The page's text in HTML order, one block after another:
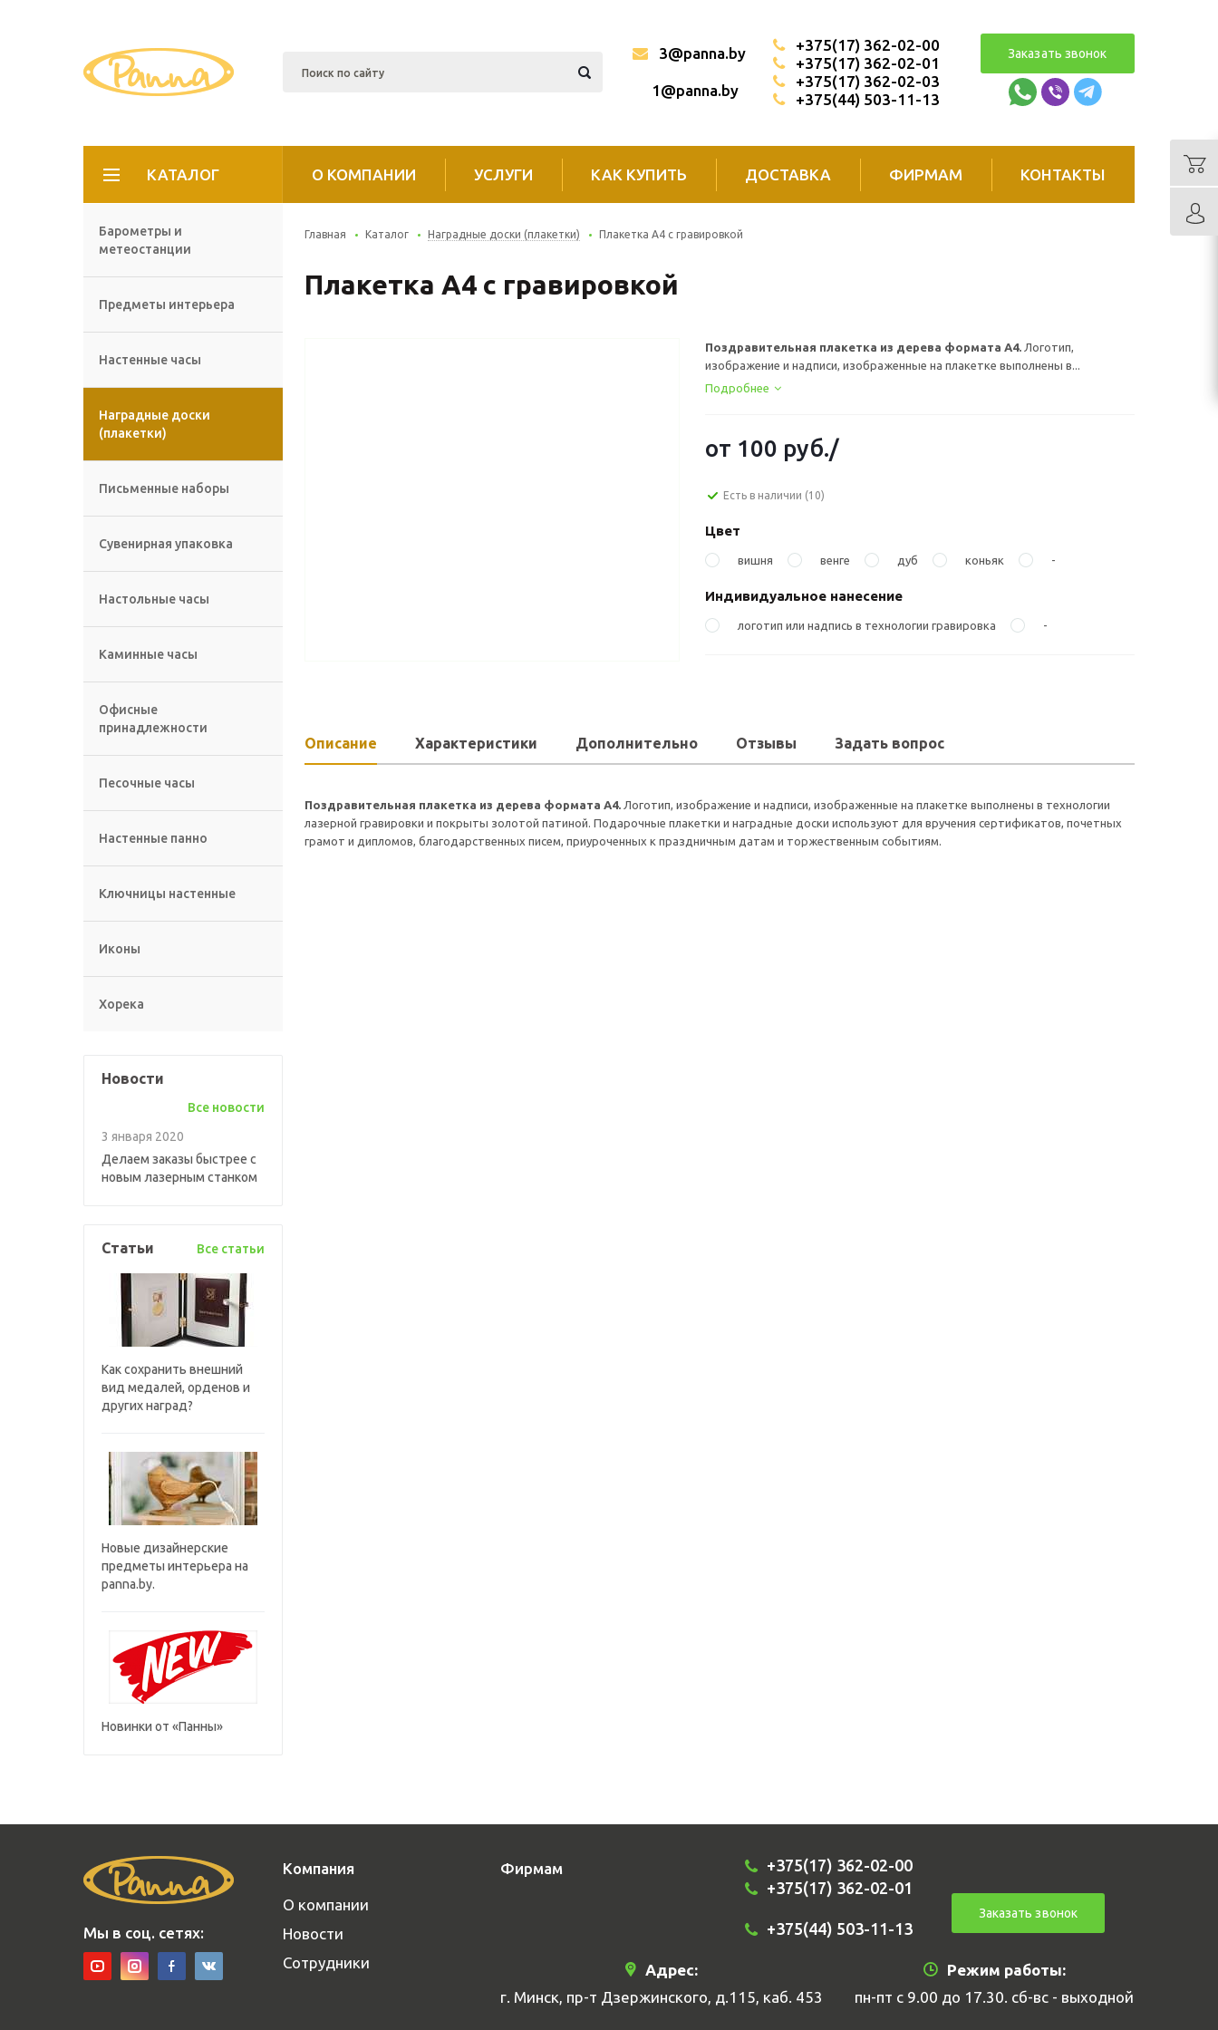
3@panna.by
1@panna.by
+375(17) 362-02-00
+375(17) 362-02-01
+375(17) 362-02-03
+375(44) 503-11-13
Заказать звонок
КАТАЛОГ О КОМПАНИИ УСЛУГИ КАК КУПИТЬ ДОСТАВКА ФИРМАМ КОНТАКТЫ
Барометры и
метеостанции
Предметы интерьера
Настенные часы
Наградные доски
(плакетки)
Письменные наборы
Сувенирная упаковка
Настольные часы
Каминные часы
Офисные
принадлежности
Песочные часы
Настенные панно
Ключницы настенные
Иконы
Хорека
Новости
Все новости
3 января 2020
Делаем заказы быстрее с
новым лазерным станком
Статьи Все статьи
Как сохранить внешний
вид медалей, орденов и
других наград?
Новые дизайнерские
предметы интерьера на
panna.by.
Новинки от «Панны»
Главная Каталог Наградные доски (плакетки) Плакетка А4 с гравировкой
Плакетка А4 с гравировкой
Поздравительная плакетка из дерева формата А4. Логотип,
изображение и надписи, изображенные на плакетке выполнены в...
Подробнее
от 100 руб./
Есть в наличии (10)
Цвет
вишня венге дуб коньяк -
Индивидуальное нанесение
логотип или надпись в технологии гравировка -
Описание Характеристики Дополнительно Отзывы Задать вопрос
Поздравительная плакетка из дерева формата А4. Логотип, изображение и надписи, изображенные на плакетке выполнены в технологии
лазерной гравировки и покрыты золотой патиной. Подарочные плакетки и наградные доски используют для вручения сертификатов, почетных
грамот и дипломов, благодарственных писем, приуроченных к праздничным датам и торжественным событиям.
Мы в соц. сетях:
Компания Фирмам
О компании
Новости
Сотрудники
+375(17) 362-02-00
+375(17) 362-02-01
+375(44) 503-11-13
Заказать звонок
Адрес:
г. Минск, пр-т Дзержинского, д.115, каб. 453
Режим работы:
пн-пт с 9.00 до 17.30. сб-вс - выходной